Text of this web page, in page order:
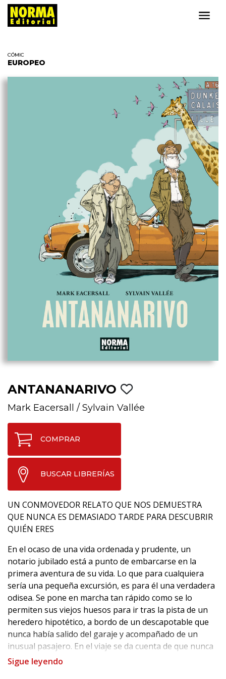
CÓMIC
EUROPEO
ANTANANARIVO
Mark Eacersall / Sylvain Vallée
COMPRAR
BUSCAR LIBRERÍAS
UN CONMOVEDOR RELATO QUE NOS DEMUESTRA
QUE NUNCA ES DEMASIADO TARDE PARA DESCUBRIR
QUIÉN ERES
En el ocaso de una vida ordenada y prudente, un
notario jubilado está a punto de embarcarse en la
primera aventura de su vida. Lo que para cualquiera
sería una pequeña excursión, es para él una verdadera
odisea. Se pone en marcha tan rápido como se lo
permiten sus viejos huesos para ir tras la pista de un
heredero hipotético, a bordo de un descapotable que
nunca había salido del garaje y acompañado de un
inusual pasajero. En el viaje se da cuenta de que nunca
es tarde para descubrir a los demás... y conocerse a sí
Sigue leyendo